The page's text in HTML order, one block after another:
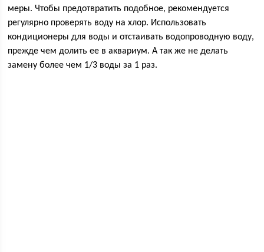
меры. Чтобы предотвратить подобное, рекомендуется
регулярно проверять воду на хлор. Использовать
кондиционеры для воды и отстаивать водопроводную воду,
прежде чем долить ее в аквариум. А так же не делать
замену более чем 1/3 воды за 1 раз.